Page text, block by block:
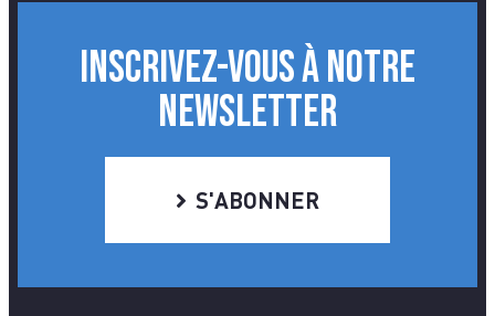
INSCRIVEZ-VOUS À NOTRE
NEWSLETTER
S'ABONNER